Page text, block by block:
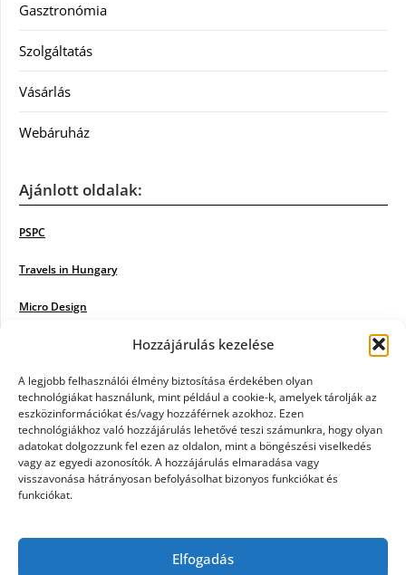
Hozzájárulás kezelése
A legjobb felhasználói élmény biztosítása érdekében olyan
technológiákat használunk, mint például a cookie-k, amelyek tárolják az
eszközinformációkat és/vagy hozzáférnek azokhoz. Ezen
technológiákhoz való hozzájárulás lehetővé teszi számunkra, hogy olyan
adatokat dolgozzunk fel ezen az oldalon, mint a böngészési viselkedés
vagy az egyedi azonosítók. A hozzájárulás elmaradása vagy
visszavonása hátrányosan befolyásolhat bizonyos funkciókat és
funkciókat.
Elfogadás
Gasztronómia
Szolgáltatás
Vásárlás
Webáruház
Ajánlott oldalak:
PSPC
Travels in Hungary
Micro Design
Poiwiki
Öntözőrendszer
Jazz Steps
Unicorn Multipro